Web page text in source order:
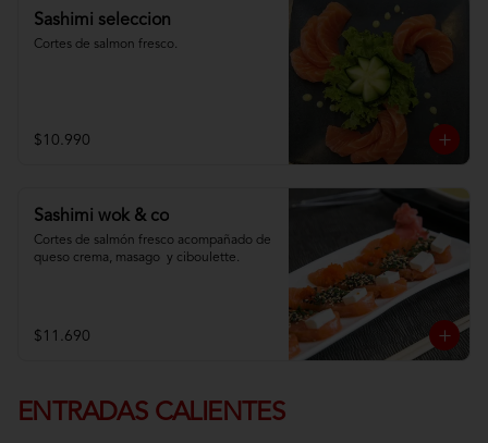
Sashimi seleccion
Cortes de salmon fresco.
$10.990
Sashimi wok & co
Cortes de salmón fresco acompañado de
queso crema, masago  y ciboulette.
$11.690
ENTRADAS CALIENTES